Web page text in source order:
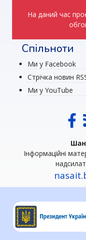
На даний час
Спільноти
Ми у Facebook
Стрічка новин
Ми у YouTube
Інформаційні